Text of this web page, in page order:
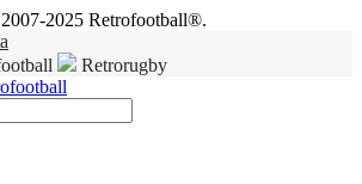
2025 Retrofootball®.
Retrorugby